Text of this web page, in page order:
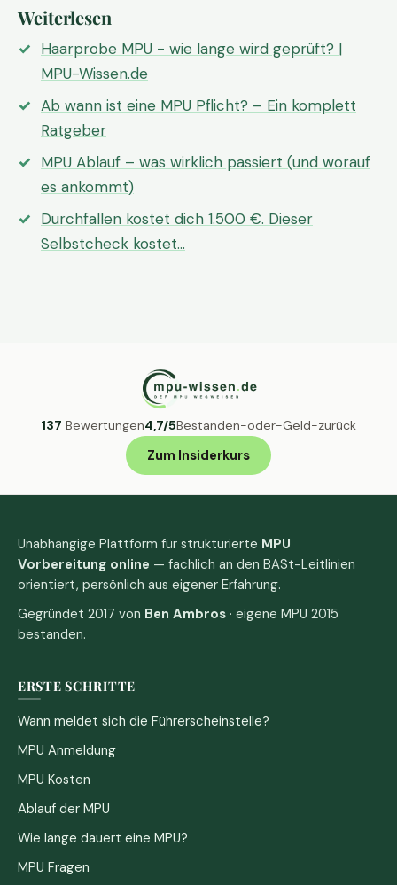
Weiterlesen
Haarprobe MPU - wie lange wird geprüft? |
MPU-Wissen.de
Ab wann ist eine MPU Pflicht? – Ein komplett
Ratgeber
MPU Ablauf – was wirklich passiert (und worauf
es ankommt)
Durchfallen kostet dich 1.500 €. Dieser
Selbstcheck kostet…
137 Bewertungen4,7/5Bestanden-oder-Geld-zurück
Zum Insiderkurs
Unabhängige Plattform für strukturierte MPU
Vorbereitung online — fachlich an den BASt-Leitlinien
orientiert, persönlich aus eigener Erfahrung.
Gegründet 2017 von Ben Ambros · eigene MPU 2015
bestanden.
ERSTE SCHRITTE
Wann meldet sich die Führerscheinstelle?
MPU Anmeldung
MPU Kosten
Ablauf der MPU
Wie lange dauert eine MPU?
MPU Fragen